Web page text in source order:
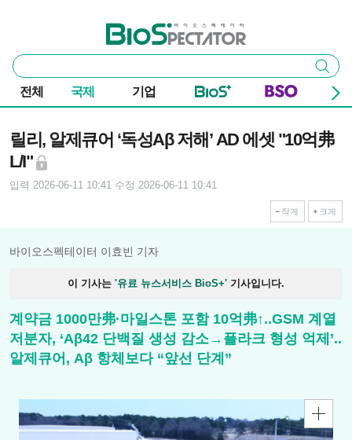
바이오스펙테이터
통
합
검
색
검색
전체 국제 기업
릴리, 알제큐어 ‘독성Aβ 저해’ AD 에셋 "10억弗
L/I"
입력 2026-06-11 10:41 수정 2026-06-11 10:41
작게 크게
바이오스펙테이터 이효빈 기자
이 기사는 '유료 뉴스서비스 BioS+' 기사입니다.
계약금 1000만弗·마일스톤 포함 10억弗↑..GSM 계열
저분자, ‘Aβ42 단백질 생성 감소→플라크 형성 억제’..
알제큐어, Aβ 항체보다 “앞선 단계”